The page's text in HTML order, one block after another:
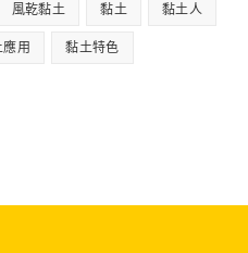
風乾黏土 黏土 黏土人
應用 黏土特色